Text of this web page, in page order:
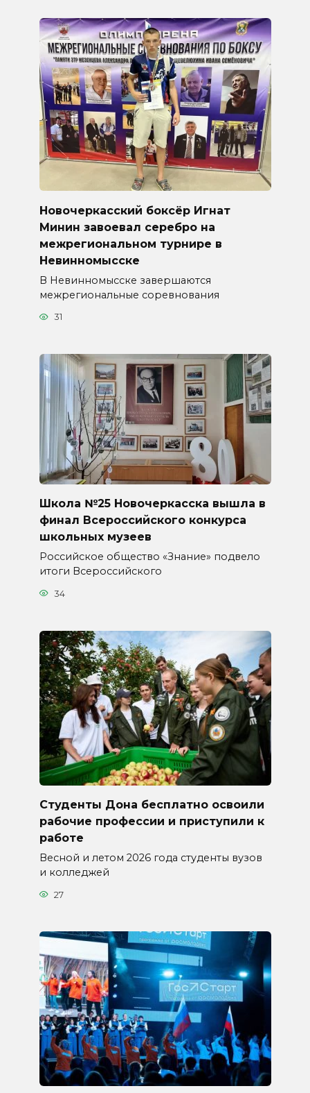
Новочеркасский боксёр Игнат
Минин завоевал серебро на
межрегиональном турнире в
Невинномысске
В Невинномысске завершаются
межрегиональные соревнования
31
Школа №25 Новочеркасска вышла в
финал Всероссийского конкурса
школьных музеев
Российское общество «Знание» подвело
итоги Всероссийского
34
Студенты Дона бесплатно освоили
рабочие профессии и приступили к
работе
Весной и летом 2026 года студенты вузов
и колледжей
27